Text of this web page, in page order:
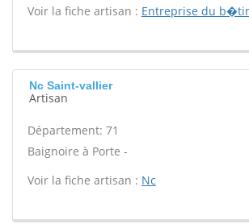
Voir la fiche artisan : Entreprise du
Nc Saint-vallier
Artisan
Département: 71
Baignoire à Porte -
Voir la fiche artisan : Nc